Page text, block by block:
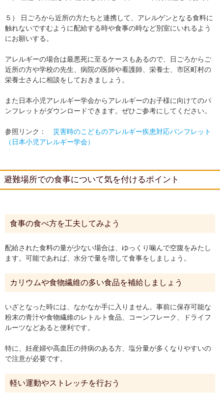
５） 日ごろから近所の方たちと連携して、アレルゲンとなる食料に
触れないですむように配給する時や食事の時など別室にいれるよう
にお願いする。
アレルギーの場合は最悪死に至るケースもあるので、日ごろからご
近所の方や学校の先生、病院の医師や看護師、栄養士、市区町村の
栄養士さんに相談をしておきましょう。
また日本小児アレルギー学会からアレルギーのお子様に向けてのパ
ンフレットがダウンロードできます。ぜひご参考にしてください。
参照リンク： 災害時のこどものアレルギー疾患対応パンフレット
（日本小児アレルギー学会）
避難場所での食事について気を付けるポイント
食事の食べ方を工夫してみよう
配給された食料の量が少ない場合は、ゆっくり噛んで空腹をみたし
ます。可能であれば、水分で量を増して食事をしましょう。
カリウムや食物繊維の多い食品を補給しましょう
いざとなった時には、なかなか手に入りません。事前に保存可能な
粉末の青汁や食物繊維のレトルト食品、コーンフレーク、ドライフ
ルーツなどあると便利です。
特に、妊産婦や高血圧の持病のある方、塩分量が多くなりやすいの
で注意が必要です。
軽い運動やストレッチを行おう